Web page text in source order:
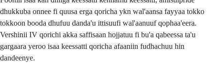
dhukkuba onnee fi quusa erga qoricha ykn wal'aansa fayyaa tokko
tokkoon booda dhufuu danda'u ittisuufi wal'aanuuf qophaa'eera.
Vershinii IV qorichi akka saffisaan hojjatuu fi bu'a qabeessa ta'u
gargaara yeroo isaa keessatti qoricha afaaniin fudhachuu hin
dandeenye.